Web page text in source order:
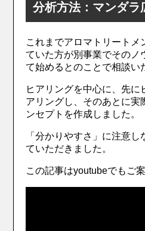
分析方法：マンダラ
これまでアロマトリートメ
ていた方が別事業でそのノ
て始めるとのことで相談い
ヒアリングを中心に、先に
アリングし、そのあとに実
ンセプトを作成しました。
「分かりやすさ」に注意
ていただきました。
この記事はyoutubeでもご